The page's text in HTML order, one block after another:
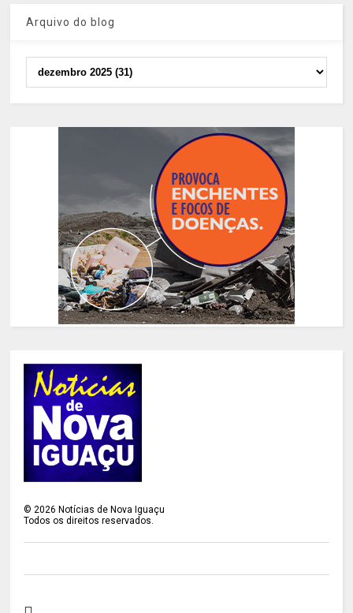
Arquivo do blog
©2026 Notícias de Nova Iguaçu
Todos os direitos reservados.